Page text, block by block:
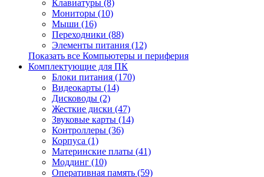
Клавиатуры (8)
Мониторы (10)
Мыши (16)
Переходники (88)
Элементы питания (12)
Показать все Компьютеры и периферия
Комплектующие для ПК
Блоки питания (170)
Видеокарты (14)
Дисководы (2)
Жесткие диски (47)
Звуковые карты (14)
Контроллеры (36)
Корпуса (1)
Материнские платы (41)
Моддинг (10)
Оперативная память (59)